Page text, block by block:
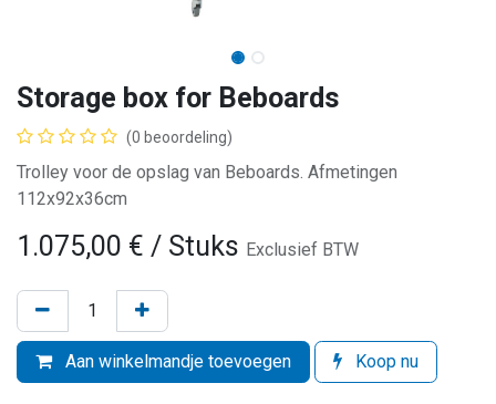
Storage box for Beboards
(0 beoordeling)
Trolley voor de opslag van Beboards. Afmetingen
112x92x36cm
1.075,00 € / Stuks Exclusief BTW
Aan winkelmandje toevoegen Koop nu